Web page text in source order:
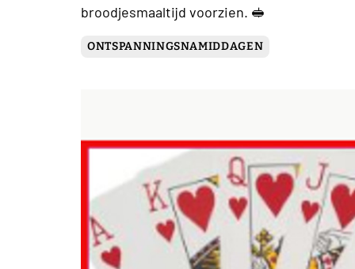
broodjesmaaltijd voorzien. 🥪
ONTSPANNINGSNAMIDDAGEN